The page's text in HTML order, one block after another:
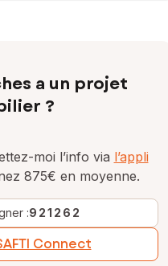
a un projet
?
moi l’info via l’appli
875€ en moyenne.
:921262
Connect